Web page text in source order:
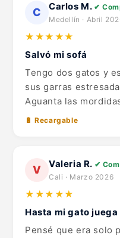
C Carlos M. ✔
Medellín · Abril
★★★★★
Salvó mi sofá
Tengo dos gatos y
sus garras
Aguanta las
🔋 Recargable
V Valeria R. ✔
Cali · Marzo 2026
★★★★★
Hasta mi gato juega
Pensé que era solo